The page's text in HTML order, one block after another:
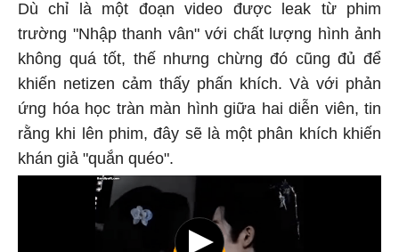
Dù chỉ là một đoạn video được leak từ phim
trường "Nhập thanh vân" với chất lượng hình ảnh
không quá tốt, thế nhưng chừng đó cũng đủ để
khiến netizen cảm thấy phấn khích. Và với phản
ứng hóa học tràn màn hình giữa hai diễn viên, tin
rằng khi lên phim, đây sẽ là một phân khích khiến
khán giả "quắn quéo".